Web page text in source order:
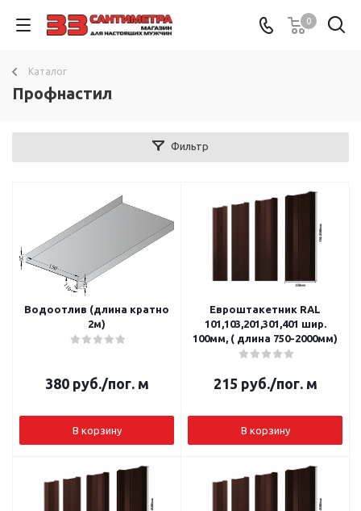
0
Каталог
Профнастил
Фильтр
Водоотлив (длина кратно
2м)
380руб./пог. м
В корзину
Евроштакетник RAL
101,103,201,301,401 шир.
100мм, ( длина 750-2000мм)
215 руб./пог. м
В корзину